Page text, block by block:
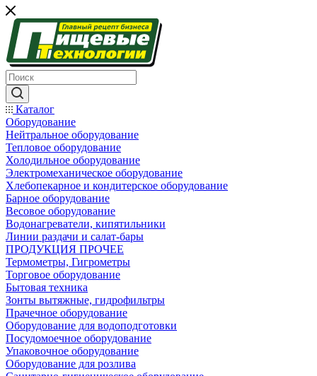
Каталог
Оборудование
Нейтральное оборудование
Тепловое оборудование
Холодильное оборудование
Электромеханическое оборудование
Хлебопекарное и кондитерское оборудование
Барное оборудование
Весовое оборудование
Водонагреватели, кипятильники
Линии раздачи и салат-бары
ПРОДУКЦИЯ ПРОЧЕЕ
Термометры, Гигрометры
Торговое оборудование
Бытовая техника
Зонты вытяжные, гидрофильтры
Прачечное оборудование
Оборудование для водоподготовки
Посудомоечное оборудование
Упаковочное оборудование
Оборудование для розлива